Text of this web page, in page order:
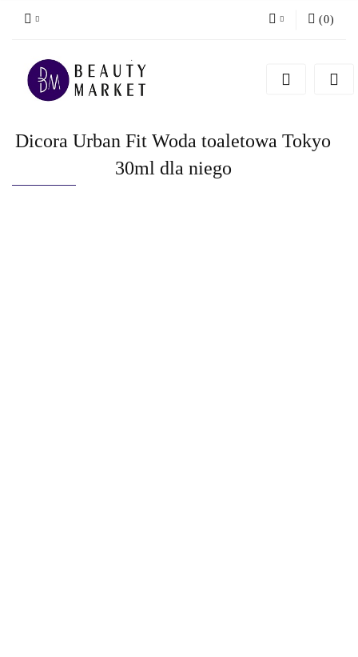
Zarejestruj się
(0)
Dicora Urban Fit Woda toaletowa Tokyo
30ml dla niego